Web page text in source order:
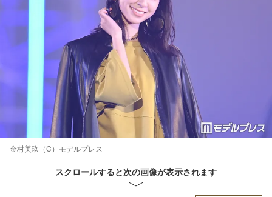
金村美玖（C）モデルプレス
スクロールすると次の画像が表示されます